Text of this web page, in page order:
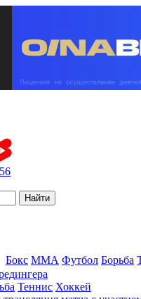
Найти
Бокс ММА Футбол Борьба
Теннис Хоккей